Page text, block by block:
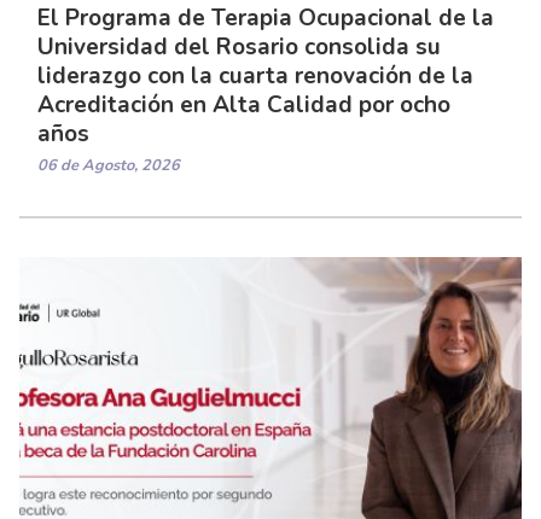
El Programa de Terapia Ocupacional de la
Universidad del Rosario consolida su
liderazgo con la cuarta renovación de la
Acreditación en Alta Calidad por ocho
años
06 de Agosto, 2026